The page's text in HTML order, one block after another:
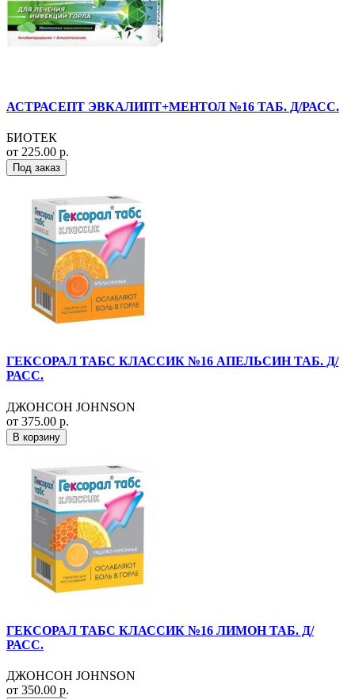
АСТРАСЕПТ ЭВКАЛИПТ+МЕНТОЛ №16 ТАБ. Д/РАСС.
БИОТЕК
от 225.00 р.
Под заказ
ГЕКСОРАЛ ТАБС КЛАССИК №16 АПЕЛЬСИН ТАБ. Д/
РАСС.
ДЖОНСОН JOHNSON
от 375.00 р.
В корзину
ГЕКСОРАЛ ТАБС КЛАССИК №16 ЛИМОН ТАБ. Д/
РАСС.
ДЖОНСОН JOHNSON
от 350.00 р.